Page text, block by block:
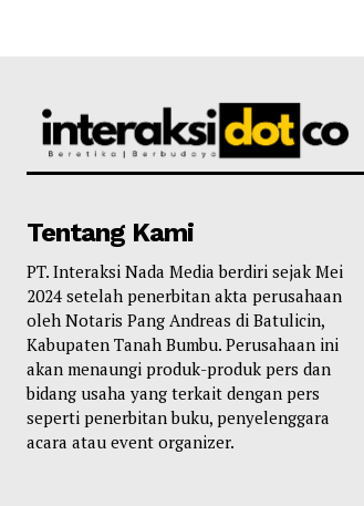
Tentang Kami
PT. Interaksi Nada Media berdiri sejak Mei
2024 setelah penerbitan akta perusahaan
oleh Notaris Pang Andreas di Batulicin,
Kabupaten Tanah Bumbu. Perusahaan ini
akan menaungi produk-produk pers dan
bidang usaha yang terkait dengan pers
seperti penerbitan buku, penyelenggara
acara atau event organizer.